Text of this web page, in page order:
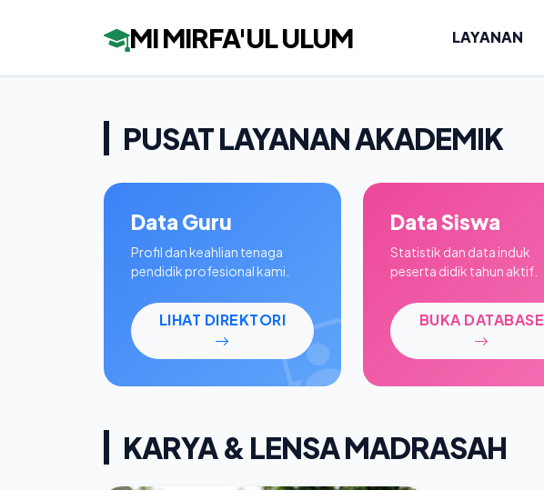
MI MIRFA'UL ULUM LAYANAN
PUSAT LAYANAN AKADEMIK
Data Guru
Profil dan keahlian tenaga
pendidik profesional kami.
LIHAT DIREKTORI
Data Siswa
Statistik dan data induk
peserta didik tahun aktif.
BUKA DATABASE
KARYA & LENSA MADRASAH